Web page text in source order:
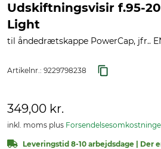
Udskiftningsvisir f.95-
Light
til åndedrætskappe PowerCap, jfr..
Artikelnr.: 9229798238
349,00 kr.
inkl. moms plus
Leveringstid 8-10 arbejdsdage | Der